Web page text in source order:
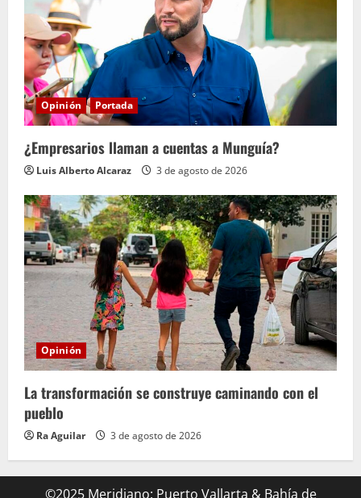
Opinión Portada
¿Empresarios llaman a cuentas a Munguía?
Luis Alberto Alcaraz 3 de agosto de 2026
Opinión
La transformación se construye caminando con el
pueblo
Ra Aguilar 3 de agosto de 2026
©2025 Meridiano: Puerto Vallarta & Bahía de